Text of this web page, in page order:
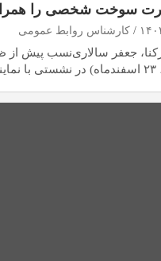
سوخت شخصی را همراه
کارشناس روابط عمومی
جعفر سالاری‌نسب پیش از